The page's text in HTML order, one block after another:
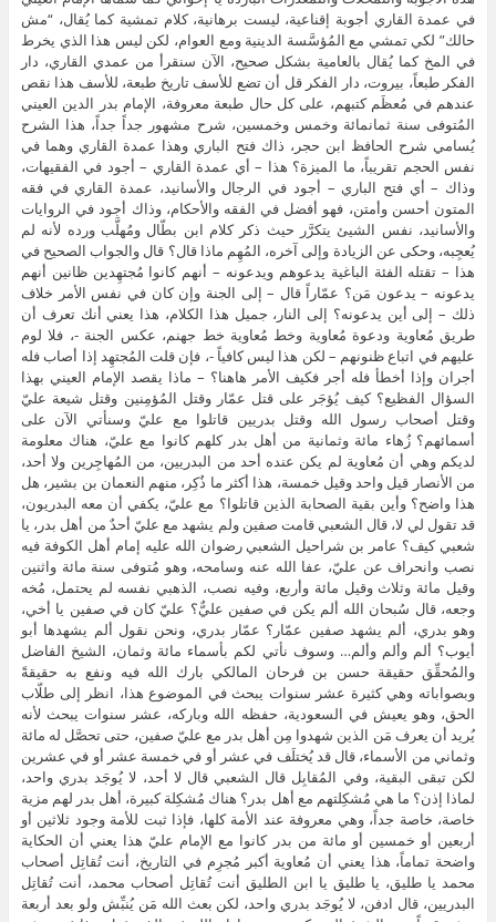
في عمدة القاري أجوبة إقناعية، ليست برهانية، كلام تمشية كما يُقال، “مش
حالك” لكي تمشي مع المُؤسَّسة الدينية ومع العوام، لكن ليس هذا الذي يخرط
في المخ كما يُقال بالعامية بشكل صحيح، الآن سنقرأ من عمدي القاري، دار
الفكر طبعاً، بيروت، دار الفكر قل أن تضع للأسف تاريخ طبعة، للأسف هذا نقص
عندهم في مُعظَم كتبهم، على كل حال طبعة معروفة، الإمام بدر الدين العيني
المُتوفى سنة ثمانمائة وخمس وخمسين، شرح مشهور جداً جداً، هذا الشرح
يُسامي شرح الحافظ ابن حجر، ذاك فتح الباري وهذا عمدة القاري وهما في
نفس الحجم تقريباً، ما الميزة؟ هذا – أي عمدة القاري – أجود في الفقيهات،
وذاك – أي فتح الباري – أجود في الرجال والأسانيد، عمدة القاري في فقه
المتون أحسن وأمتن، فهو أفضل في الفقه والأحكام، وذاك أجود في الروايات
والأسانيد، نفس الشيئ يتكرَّر حيث ذكر كلام ابن بطّال ومُهلَّب ورده لأنه لم
يُعجِبه، وحكى عن الزيادة وإلى آخره، المُهِم ماذا قال؟ قال والجواب الصحيح في
هذا – تقتله الفئة الباغية يدعوهم ويدعونه – أنهم كانوا مُجتهِدين ظانين أنهم
يدعونه – يدعون مَن؟ عمّاراً قال – إلى الجنة وإن كان في نفس الأمر خلاف
ذلك – إلى أين يدعونه؟ إلى النار، جميل هذا الكلام، هذا يعني أنك تعرف أن
طريق مُعاوية ودعوة مُعاوية وخط مُعاوية خط جهنم، عكس الجنة -، فلا لوم
عليهم في اتباع ظنونهم – لكن هذا ليس كافياً -، فإن قلت المُجتهِد إذا أصاب فله
أجران وإذا أخطأ فله أجر فكيف الأمر هاهنا؟ – ماذا يقصد الإمام العيني بهذا
السؤال الفظيع؟ كيف يُؤجَر على قتل عمّار وقتل المُؤمِنين وقتل شيعة عليّ
وقتل أصحاب رسول الله وقتل بدريين قاتلوا مع عليّ وسنأتي الآن على
أسمائهم؟ زُهاء مائة وثمانية من أهل بدر كلهم كانوا مع عليّ، هناك معلومة
لديكم وهي أن مُعاوية لم يكن عنده أحد من البدريين، من المُهاجِرين ولا أحد،
من الأنصار قيل واحد وقيل خمسة، هذا أكثر ما ذُكِر، منهم النعمان بن بشير، هل
هذا واضح؟ وأين بقية الصحابة الذين قاتلوا؟ مع عليّ، يكفي أن معه البدريون،
قد تقول لي لا، قال الشعبي قامت صفين ولم يشهد مع عليّ أحدٌ من أهل بدر، يا
شعبي كيف؟ عامر بن شراحيل الشعبي رضوان الله عليه إمام أهل الكوفة فيه
نصب وانحراف عن عليّ، عفا الله عنه وسامحه، وهو مُتوفى سنة مائة واثنين
وقيل مائة وثلاث وقيل مائة وأربع، وفيه نصب، الذهبي نفسه لم يحتمل، مُخه
وجعه، قال سُبحان الله ألم يكن في صفين عليٌّ؟ عليّ كان في صفين يا أخي،
وهو بدري، ألم يشهد صفين عمّار؟ عمّار بدري، ونحن نقول ألم يشهدها أبو
أيوب؟ ألم وألم وألم… وسوف نأتي لكم بأسماء مائة وثمان، الشيخ الفاضل
والمُحقِّق حقيقة حسن بن فرحان المالكي بارك الله فيه ونفع به حقيقةً
وبصواباته وهي كثيرة عشر سنوات يبحث في الموضوع هذا، انظر إلى طلّاب
الحق، وهو يعيش في السعودية، حفظه الله وباركه، عشر سنوات يبحث لأنه
يُريد أن يعرف مَن الذين شهدوا مِن أهل بدر مع عليّ صفين، حتى تحصَّل له مائة
وثماني من الأسماء، قال قد يُختلَف في عشر أو في خمسة عشر أو في عشرين
لكن تبقى البقية، وفي المُقابِل قال الشعبي قال لا أحد، لا يُوجَد بدري واحد،
لماذا إذن؟ ما هي مُشكِلتهم مع أهل بدر؟ هناك مُشكِلة كبيرة، أهل بدر لهم مزية
خاصة، خاصة جداً، وهي معروفة عند الأمة كلها، فإذا ثبت للأمة وجود ثلاثين أو
أربعين أو خمسين أو مائة من بدر كانوا مع الإمام عليّ هذا يعني أن الحكاية
واضحة تماماً، هذا يعني أن مُعاوية أكبر مُجرِم في التاريخ، أنت تُقاتِل أصحاب
محمد يا طليق، يا طليق يا ابن الطليق أنت تُقاتِل أصحاب محمد، أنت تُقاتِل
البدريين، قال ادفن، لا يُوجَد بدري واحد، لكن بعث الله مَن يُنبِّش ولو بعد أربعة